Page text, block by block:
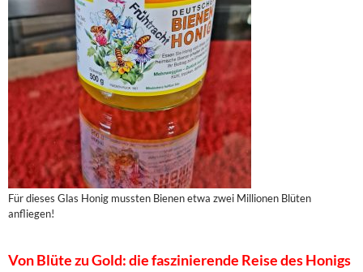
Für dieses Glas Honig mussten Bienen etwa zwei Millionen Blüten
anfliegen!
Von Blüte zu Gold: die faszinierende Reise des Honigs